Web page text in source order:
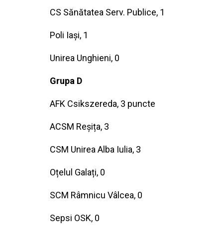
CS Sănătatea Serv. Publice, 1
Poli Iași, 1
Unirea Unghieni, 0
Grupa D
AFK Csikszereda, 3 puncte
ACSM Reșița, 3
CSM Unirea Alba Iulia, 3
Oțelul Galați, 0
SCM Râmnicu Vâlcea, 0
Sepsi OSK, 0